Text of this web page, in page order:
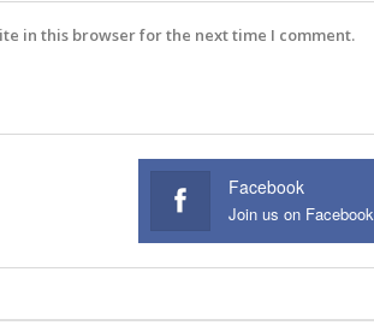
in this browser for the next time I comment.
Facebook
Join us on Facebook